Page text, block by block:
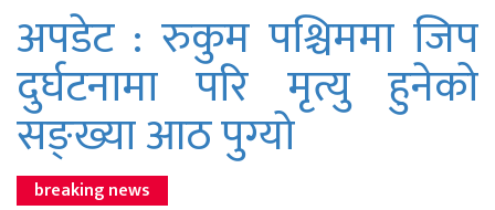
अपडेट : रुकुम पश्चिममा जिप
दुर्घटनामा परि मृत्यु हुनेको
सङ्ख्या आठ पुग्यो
breaking news